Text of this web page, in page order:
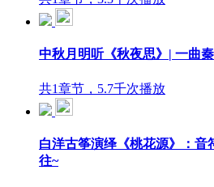
中秋月明听《秋夜思》| 一曲
共1章节，5.7千次播放
白洋古筝演绎《桃花源》：音
往~